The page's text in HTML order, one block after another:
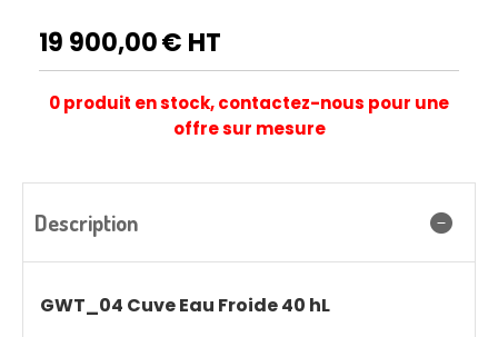
19 900,00€ HT
0 produit en stock, contactez-nous pour une
offre sur mesure
Description
GWT_04 Cuve Eau Froide 40 hL